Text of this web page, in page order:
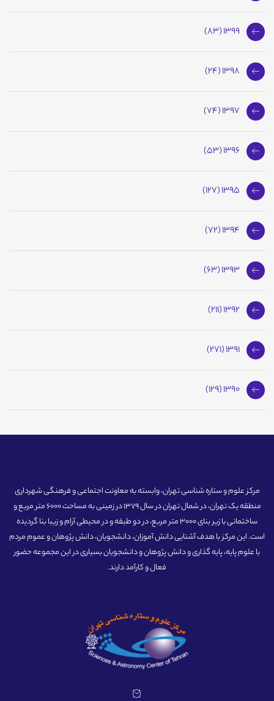
1399 (83)
1398 (24)
1397 (74)
1396 (53)
1395 (127)
1394 (72)
1393 (63)
1392 (211)
1391 (271)
1390 (129)
مرکز علوم و ستاره شناسی تهران، وابسته به معاونت اجتماعی و فرهنگی شهرداری
منطقه یک تهران، در شمال تهران در سال 1379 در زمینی به مساحت 6000 متر مربع و
ساختمانی با زیر بنای 3000 متر مربع، در دو طبقه و در محیطی آرام و زیبا بنا گردیده
است. این مرکز با هدف آشنایی دانش آموزان، دانشجویان، دانش پژوهان و عموم مردم
با علوم پایه، پایه گذاری و دانش پژوهان و دانشجویان بسیاری در این مجموعه حضور
فعال و کارآمد دارند.